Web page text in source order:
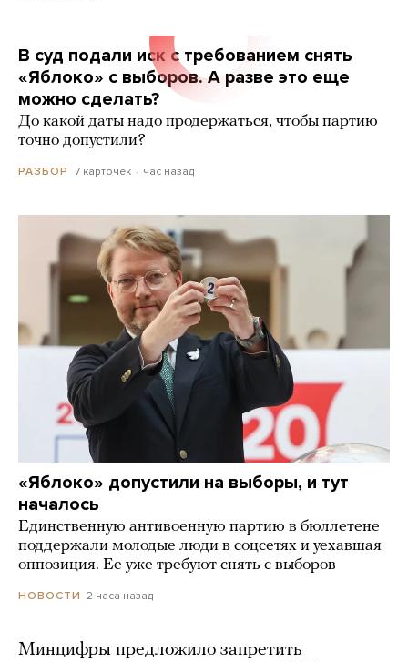
В суд подали иск с требованием снять
«Яблоко» с выборов. А разве это еще
можно сделать?
До какой даты надо продержаться, чтобы партию
точно допустили?
РАЗБОР 7 карточек час назад
«Яблоко» допустили на выборы, и тут
началось
Единственную антивоенную партию в бюллетене
поддержали молодые люди в соцсетях и уехавшая
оппозиция. Ее уже требуют снять с выборов
НОВОСТИ 2 часа назад
Минцифры предложило запретить